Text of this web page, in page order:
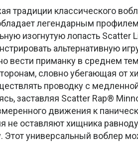
традиции классического
легендарным профилем
изогнутую лопасть Scatter
альтернативную
вести приманку в среднем
словно убегающая от
проводку с
заставляя Scatter Rap®
движения к
не оставляют хищника
Этот универсальный воблер